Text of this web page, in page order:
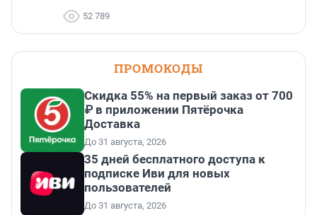
52 789
ПРОМОКОДЫ
Скидка 55% на первый заказ от 700
₽ в приложении Пятёрочка
Доставка
До 31 августа, 2026
35 дней бесплатного доступа к
подписке Иви для новых
пользователей
До 31 августа, 2026